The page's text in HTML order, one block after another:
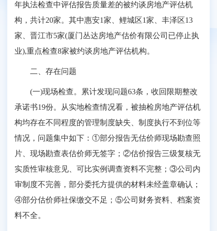
年执法检查中评估报告质量差的被约谈房地产评估机
构，共计20家。其中惠安1家、鲤城区1家、丰泽区13
家、晋江市5家(厦门丛达房地产估价有限公司已停止执
业),重点检查8家被约谈房地产评估机构。
二、存在问题
(一)现场检查。累计发现问题63条，收回限期整改
承诺书19份。从实地检查情况看，被抽检房地产评估机
构均存在不同程度的管理制度缺失、制度执行不到位等
情况，问题集中如下：①部分报告无估价师现场勘查照
片、现场勘查表估价师无签字；②估价报告三级复核无
实质性审核意见、可比实例调查资料不完整；③公司内
审制度不完善，部分委托方提供的材料未经盖章确认；
④部分估价师社保缴交不足；⑤公司财务资料、档案资
料不全。